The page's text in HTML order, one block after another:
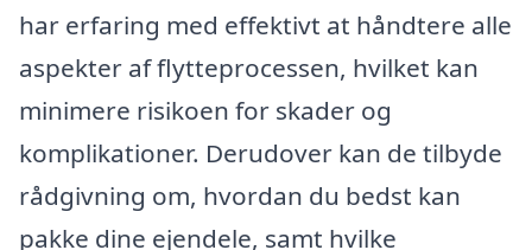
har erfaring med effektivt at håndtere alle
aspekter af flytteprocessen, hvilket kan
minimere risikoen for skader og
komplikationer. Derudover kan de tilbyde
rådgivning om, hvordan du bedst kan
pakke dine ejendele, samt hvilke